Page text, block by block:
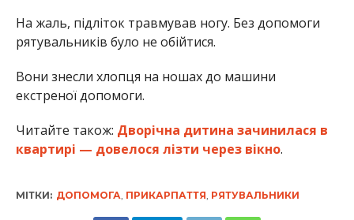
На жаль, підліток травмував ногу. Без допомоги
рятувальників було не обійтися.
Вони знесли хлопця на ношах до машини
екстреної допомоги.
Читайте також: Дворічна дитина зачинилася в
квартирі — довелося лізти через вікно.
МІТКИ: ДОПОМОГА, ПРИКАРПАТТЯ, РЯТУВАЛЬНИКИ